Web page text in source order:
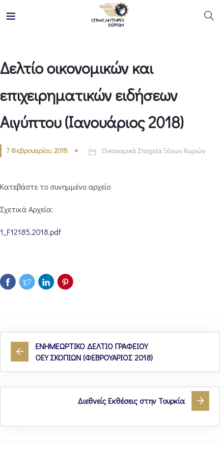
Δελτίο οικονομικών και
επιχειρηματικών ειδήσεων
Αιγύπτου (Ιανουάριος 2018)
7 Φεβρουαρίου, 2018 Οικονομικά Στοιχεία Ξένων Χωρών
Κατεβάστε το συνημμένο αρχείο
Σχετικά Αρχεία:
1_F12185.2018.pdf
ΕΝΗΜΕΩΡΤΙΚΟ ΔΕΛΤΙΟ ΓΡΑΦΕΙΟΥ
ΟΕΥ ΣΚΟΠΙΩΝ (ΦΕΒΡΟΥΑΡΙΟΣ 2018)
Διεθνείς Εκθέσεις στην Τουρκία